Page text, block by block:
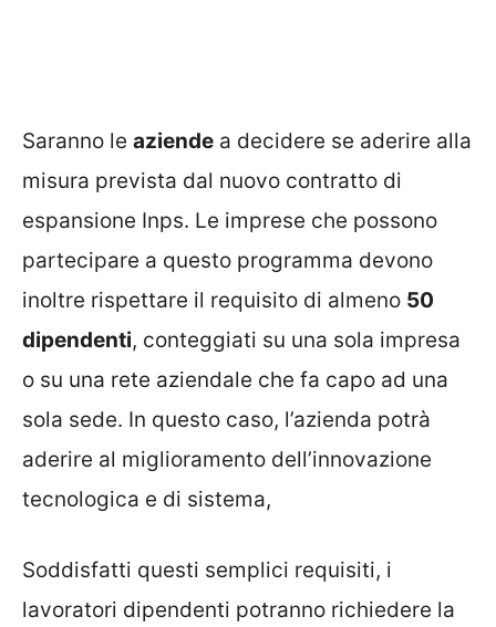
Saranno le aziende a decidere se aderire alla
misura prevista dal nuovo contratto di
espansione Inps. Le imprese che possono
partecipare a questo programma devono
inoltre rispettare il requisito di almeno 50
dipendenti, conteggiati su una sola impresa
o su una rete aziendale che fa capo ad una
sola sede. In questo caso, l’azienda potrà
aderire al miglioramento dell’innovazione
tecnologica e di sistema,
Soddisfatti questi semplici requisiti, i
lavoratori dipendenti potranno richiedere la